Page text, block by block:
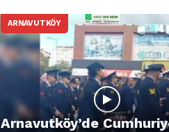
ARNAVUTKÖY
Arnavutköy’de